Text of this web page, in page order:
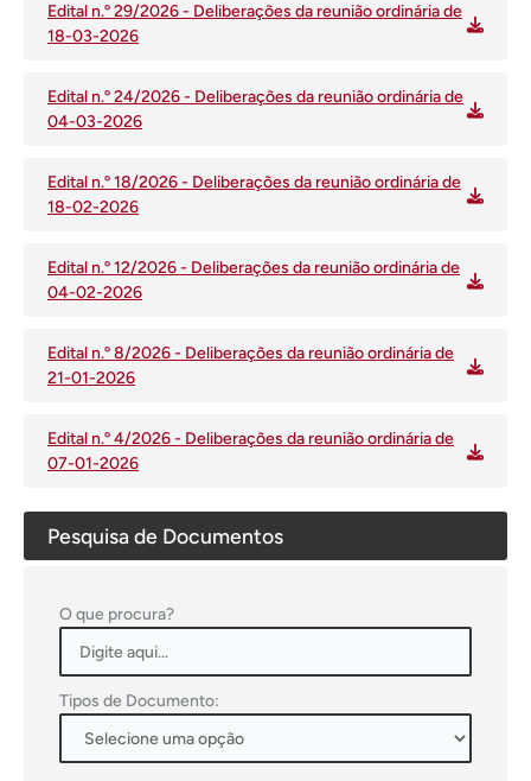
Pesquisa de Documentos
O que procura?
Tipos de Documento:
Edital n.º 29/2026 - Deliberações da reunião ordinária de
18-03-2026
Edital n.º 24/2026 - Deliberações da reunião ordinária de
04-03-2026
Edital n.º 18/2026 - Deliberações da reunião ordinária de
18-02-2026
Edital n.º 12/2026 - Deliberações da reunião ordinária de
04-02-2026
Edital n.º 8/2026 - Deliberações da reunião ordinária de
21-01-2026
Edital n.º 4/2026 - Deliberações da reunião ordinária de
07-01-2026